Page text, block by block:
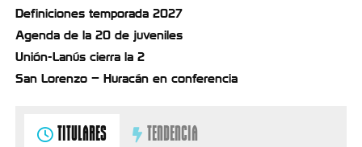
Definiciones temporada 2027
Agenda de la 20 de juveniles
Unión-Lanús cierra la 2
San Lorenzo – Huracán en conferencia
TITULARES TENDENCIA